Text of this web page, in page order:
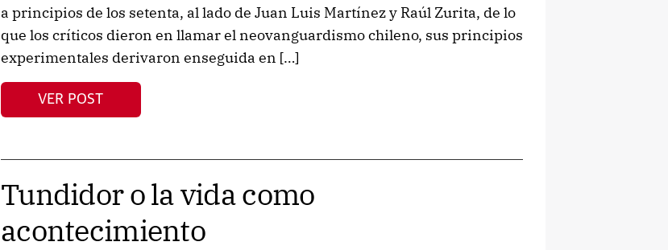
a principios de los setenta, al lado de Juan Luis Martínez y Raúl Zurita, de lo
que los críticos dieron en llamar el neovanguardismo chileno, sus principios
experimentales derivaron enseguida en […]
VER POST
Tundidor o la vida como
acontecimiento